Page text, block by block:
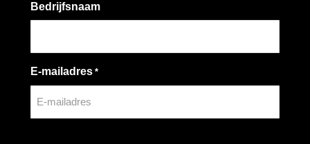
Bedrijfsnaam
E-mailadres *